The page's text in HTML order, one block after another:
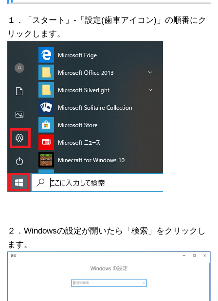
１．「スタート」-「設定(歯車アイコン)」の順番にク
リックします。
２．Windowsの設定が開いたら「検索」をクリックし
ます。